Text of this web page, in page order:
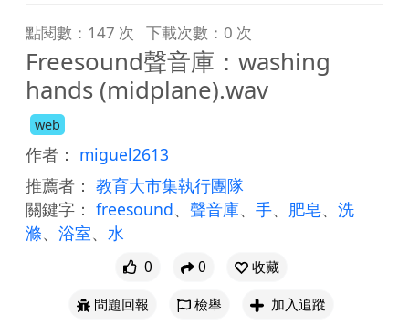
點閱數：147 次 下載次數：0 次
Freesound聲音庫：washing
hands (midplane).wav
web
作者： miguel2613
推薦者： 教育大市集執行團隊
關鍵字： freesound、 聲音庫、 手、 肥皂、 洗
滌、 浴室、 水
0 0
收藏
問題回報
檢舉 加入追蹤